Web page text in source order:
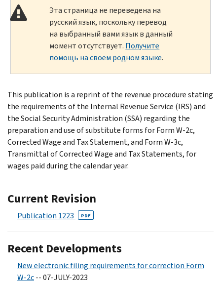
Эта страница не переведена на
русский язык, поскольку перевод
на выбранный вами язык в данный
момент отсутствует. Получите
помощь на своем родном языке.
This publication is a reprint of the revenue procedure stating
the requirements of the Internal Revenue Service (IRS) and
the Social Security Administration (SSA) regarding the
preparation and use of substitute forms for Form W-2c,
Corrected Wage and Tax Statement, and Form W-3c,
Transmittal of Corrected Wage and Tax Statements, for
wages paid during the calendar year.
Current Revision
Publication 1223 PDF
Recent Developments
New electronic filing requirements for correction Form
W-2c-- 07-JULY-2023